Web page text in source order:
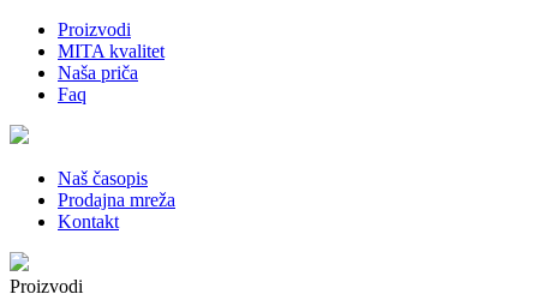
Proizvodi
MITA kvalitet
Naša priča
Faq
Naš časopis
Prodajna mreža
Kontakt
Proizvodi